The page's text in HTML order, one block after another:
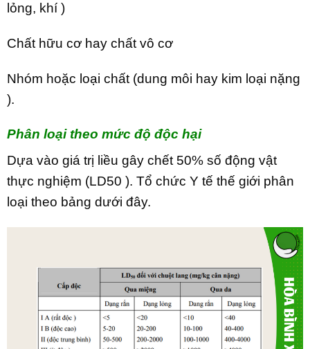
lỏng, khí )
Chất hữu cơ hay chất vô cơ
Nhóm hoặc loại chất (dung môi hay kim loại nặng
).
Phân loại theo mức độ độc hại
Dựa vào giá trị liều gây chết 50% số động vật
thực nghiệm (LD50 ). Tổ chức Y tế thế giới phân
loại theo bảng dưới đây.